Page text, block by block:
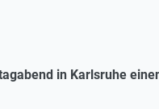
in Karlsruhe